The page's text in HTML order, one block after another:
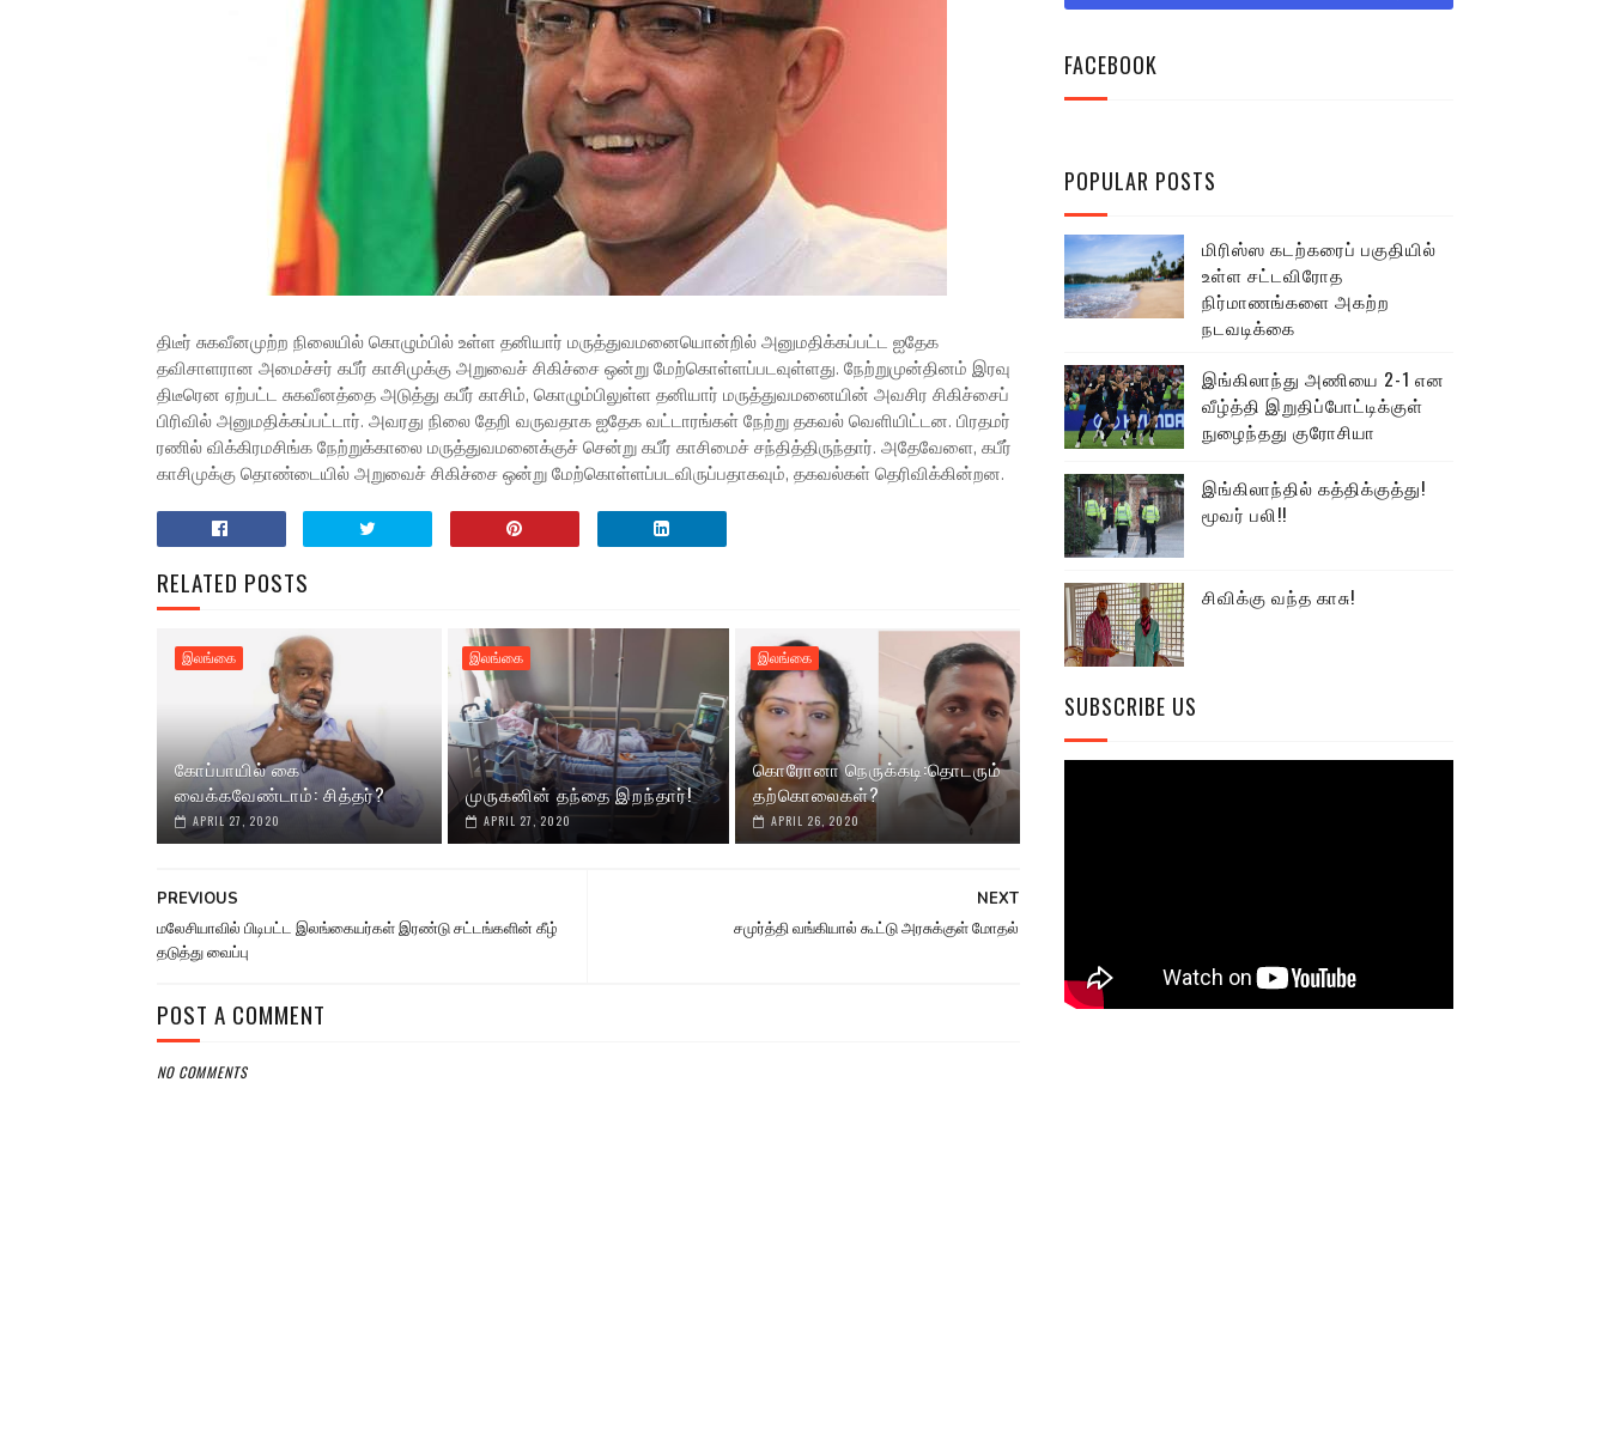
திடீர் சுகவீனமுற்ற நிலையில் கொழும்பில் உள்ள தனியார் மருத்துவமனையொன்றில் அனுமதிக்கப்பட்ட ஐதேக
தவிசாளரான அமைச்சர் கபீர் காசிமுக்கு அறுவைச் சிகிச்சை ஒன்று மேற்கொள்ளப்படவுள்ளது. நேற்றுமுன்தினம் இரவு
திடீரென ஏற்பட்ட சுகவீனத்தை அடுத்து கபீர் காசிம், கொழும்பிலுள்ள தனியார் மருத்துவமனையின் அவசிர சிகிச்சைப்
பிரிவில் அனுமதிக்கப்பட்டார். அவரது நிலை தேறி வருவதாக ஐதேக வட்டாரங்கள் நேற்று தகவல் வெளியிட்டன. பிரதமர்
ரணில் விக்கிரமசிங்க நேற்றுக்காலை மருத்துவமனைக்குச் சென்று கபீர் காசிமைச் சந்தித்திருந்தார். அதேவேளை, கபீர்
காசிமுக்கு தொண்டையில் அறுவைச் சிகிச்சை ஒன்று மேற்கொள்ளப்படவிருப்பதாகவும், தகவல்கள் தெரிவிக்கின்றன.
RELATED POSTS
இலங்கை
கோப்பாயில் கை
வைக்கவேண்டாம்: சித்தர்?
APRIL 27, 2020
இலங்கை
முருகனின் தந்தை இறந்தார்!
APRIL 27, 2020
இலங்கை
கொரோனா நெருக்கடி:தொடரும்
தற்கொலைகள்?
APRIL 26, 2020
NEXT
சமுர்த்தி வங்கியால் கூட்டு அரசுக்குள் மோதல்
PREVIOUS
மலேசியாவில் பிடிபட்ட இலங்கையர்கள் இரண்டு சட்டங்களின் கீழ்
தடுத்து வைப்பு
POST A COMMENT
NO COMMENTS
FACEBOOK
POPULAR POSTS
மிரிஸ்ஸ கடற்கரைப் பகுதியில்
உள்ள சட்டவிரோத
நிர்மாணங்களை அகற்ற
நடவடிக்கை
இங்கிலாந்து அணியை 2-1 என
வீழ்த்தி இறுதிப்போட்டிக்குள்
நுழைந்தது குரோசியா
இங்கிலாந்தில் கத்திக்குத்து!
மூவர் பலி!!
சிவிக்கு வந்த காசு!
SUBSCRIBE US